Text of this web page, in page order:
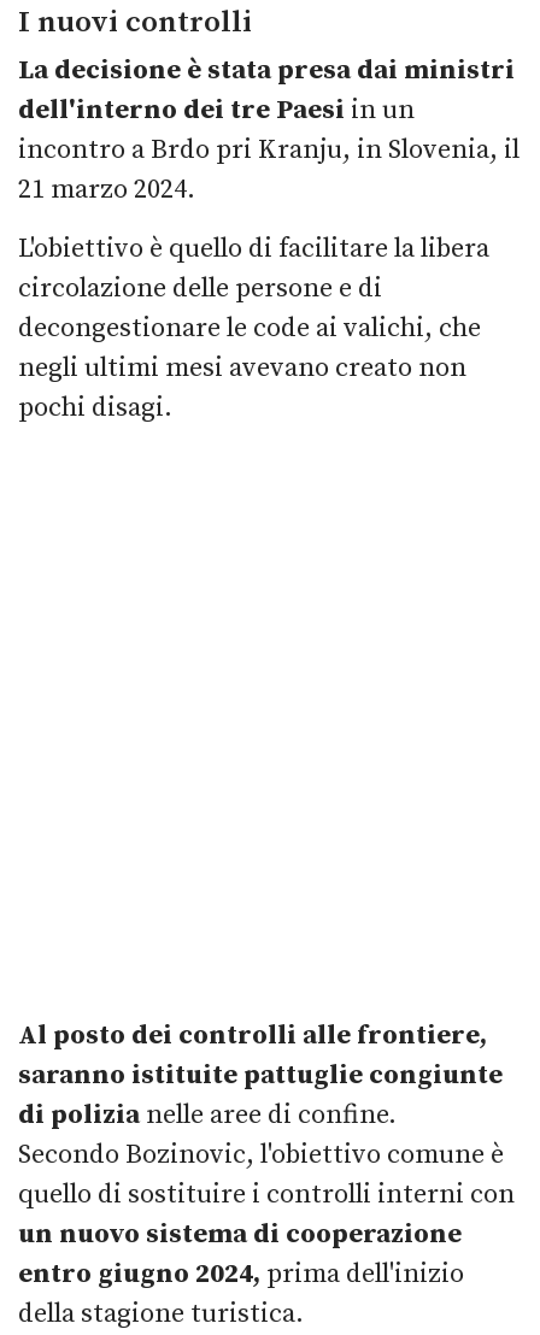
I nuovi controlli
La decisione è stata presa dai ministri
dell'interno dei tre Paesi in un
incontro a Brdo pri Kranju, in Slovenia, il
21 marzo 2024.
L'obiettivo è quello di facilitare la libera
circolazione delle persone e di
decongestionare le code ai valichi, che
negli ultimi mesi avevano creato non
pochi disagi.
Al posto dei controlli alle frontiere,
saranno istituite pattuglie congiunte
di polizianelle aree di confine.
Secondo Bozinovic, l'obiettivo comune è
quello di sostituire i controlli interni con
un nuovo sistema di cooperazione
entro giugno 2024, prima dell'inizio
della stagione turistica.